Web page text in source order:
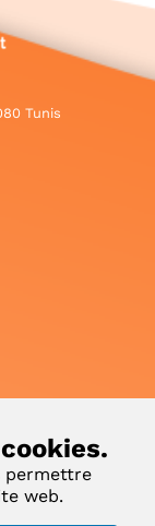
permettre
web.
Tunis